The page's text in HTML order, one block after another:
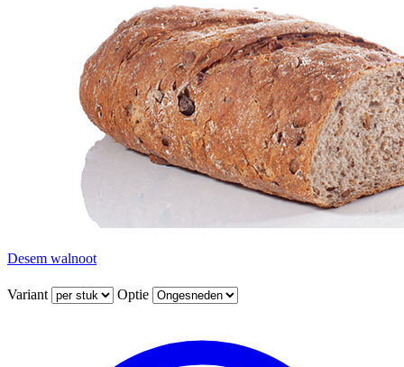
Desem walnoot
Variant Optie